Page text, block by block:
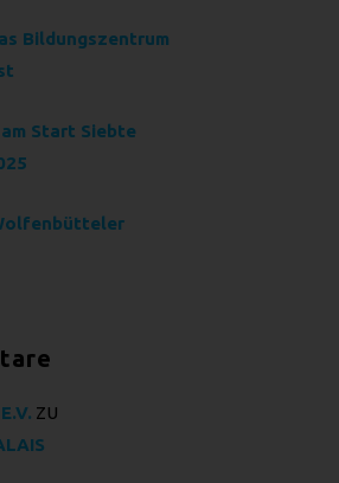
Bildungszentrum
Start Siebte
ZU